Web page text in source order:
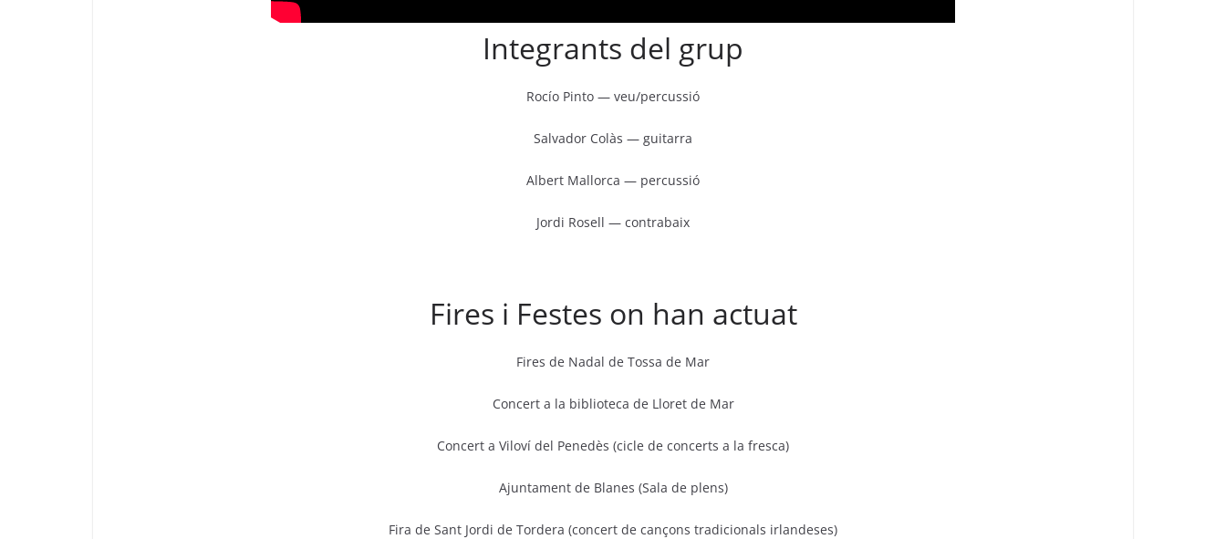
Integrants del grup
Rocío Pinto — veu/percussió
Salvador Colàs — guitarra
Albert Mallorca — percussió
Jordi Rosell — contrabaix
Fires i Festes on han actuat
Fires de Nadal de Tossa de Mar
Concert a la biblioteca de Lloret de Mar
Concert a Viloví del Penedès (cicle de concerts a la fresca)
Ajuntament de Blanes (Sala de plens)
Fira de Sant Jordi de Tordera (concert de cançons tradicionals irlandeses)